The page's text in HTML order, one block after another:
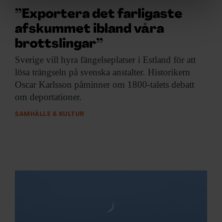
Vi använder enhetsidentifierare för att anpassa innehållet
och annonserna till användarna, tillhandahålla funktioner
för sociala medier och analysera vår trafik. Vi
vidarebefordrar även sådana identifierare och annan
information från din enhet till de sociala medier och
annons- och analysföretag som vi samarbetar med.
Dessa kan i sin tur kombinera informationen med annan
information som du har tillhandahållit eller som de har
samlat in när du har använt deras tjänster.
”Exportera det farligaste
afskummet ibland våra
brottslingar”
Sverige vill hyra fängelseplatser i Estland för att
lösa trängseln på svenska anstalter. Historikern
Oscar Karlsson påminner om 1800-talets debatt
om deportationer.
SAMHÄLLE & KULTUR